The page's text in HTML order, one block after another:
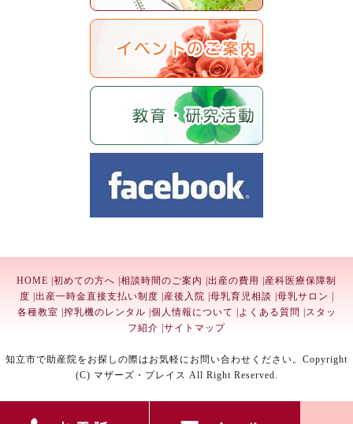
HOME |初めての方へ |相談時間のご案内 |出産の費用 |産科医療保障制
度 |出産一時金直接支払い制度 |産後入院 |母乳育児相談 |母乳サロン |
各種教室 |搾乳機のレンタル |個人情報について |よくある質問 |スタッ
フ紹介 |サイトマップ
知立市で助産院をお探しの際はお気軽にお問い合わせください。Copyright
(C) マザーズ・プレイス All Right Reserved.